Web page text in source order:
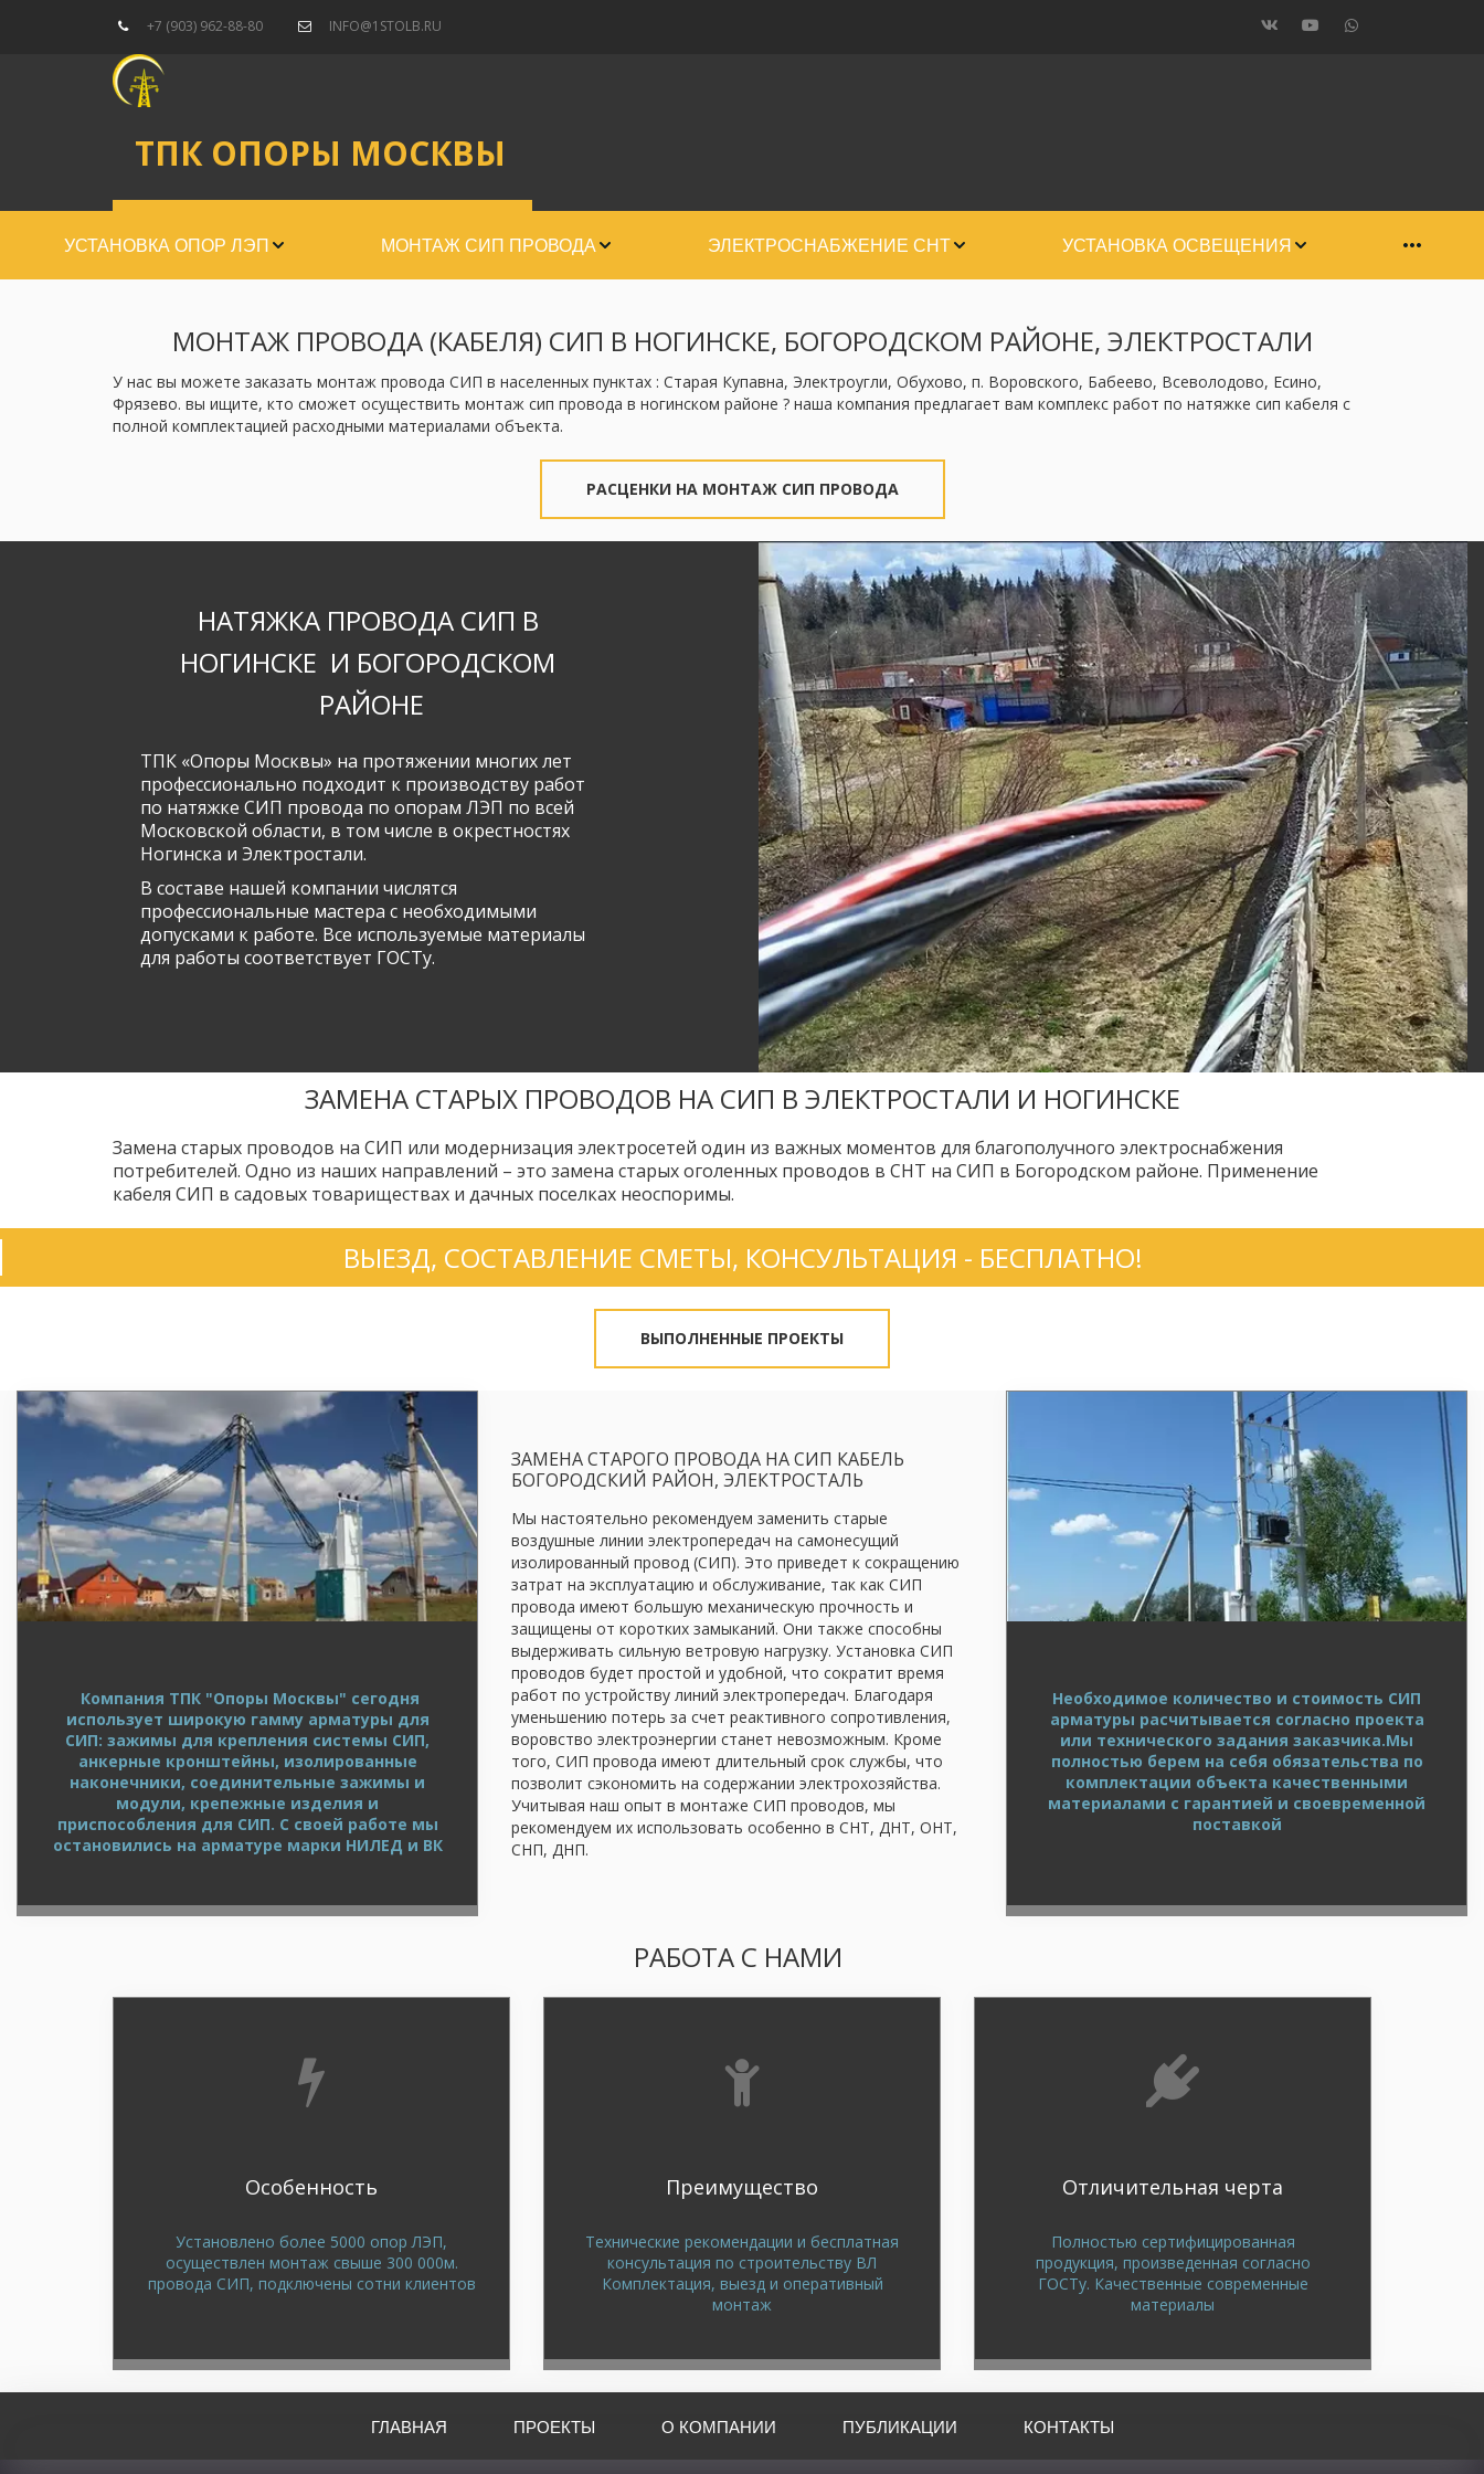
+7 (903) 962-88-80 INFO@1STOLB.RU
ТПК ОПОРЫ МОСКВЫ
УСТАНОВКА ОПОР ЛЭП МОНТАЖ СИП ПРОВОДА ЭЛЕКТРОСНАБЖЕНИЕ СНТ УСТАНОВКА ОСВЕЩЕНИЯ
МОНТАЖ ПРОВОДА (КАБЕЛЯ) СИП В НОГИНСКЕ, БОГОРОДСКОМ РАЙОНЕ, ЭЛЕКТРОСТАЛИ
У нас вы можете заказать монтаж провода СИП в населенных пунктах : Старая Купавна, Электроугли, Обухово, п. Воровского, Бабеево, Всеволодово, Есино,
Фрязево. вы ищите, кто сможет осуществить монтаж сип провода в ногинском районе ? наша компания предлагает вам комплекс работ по натяжке сип кабеля с
полной комплектацией расходными материалами объекта.
РАСЦЕНКИ НА МОНТАЖ СИП ПРОВОДА
НАТЯЖКА ПРОВОДА СИП В
НОГИНСКЕ  И БОГОРОДСКОМ
РАЙОНЕ
ТПК «Опоры Москвы» на протяжении многих лет
профессионально подходит к производству работ
по натяжке СИП провода по опорам ЛЭП по всей
Московской области, в том числе в окрестностях
Ногинска и Электростали.
В составе нашей компании числятся
профессиональные мастера с необходимыми
допусками к работе. Все используемые материалы
для работы соответствует ГОСТу.
ЗАМЕНА СТАРЫХ ПРОВОДОВ НА СИП В ЭЛЕКТРОСТАЛИ И НОГИНСКЕ
Замена старых проводов на СИП или модернизация электросетей один из важных моментов для благополучного электроснабжения
потребителей. Одно из наших направлений – это замена старых оголенных проводов в СНТ на СИП в Богородском районе. Применение
кабеля СИП в садовых товариществах и дачных поселках неоспоримы.
ВЫЕЗД, СОСТАВЛЕНИЕ СМЕТЫ, КОНСУЛЬТАЦИЯ - БЕСПЛАТНО!
ВЫПОЛНЕННЫЕ ПРОЕКТЫ
Компания ТПК "Опоры Москвы" сегодня
использует широкую гамму арматуры для
СИП: зажимы для крепления системы СИП,
анкерные кронштейны, изолированные
наконечники, соединительные зажимы и
модули, крепежные изделия и
приспособления для СИП. С своей работе мы
остановились на арматуре марки НИЛЕД и ВК
ЗАМЕНА СТАРОГО ПРОВОДА НА СИП КАБЕЛЬ
БОГОРОДСКИЙ РАЙОН, ЭЛЕКТРОСТАЛЬ
Мы настоятельно рекомендуем заменить старые
воздушные линии электропередач на самонесущий
изолированный провод (СИП). Это приведет к сокращению
затрат на эксплуатацию и обслуживание, так как СИП
провода имеют большую механическую прочность и
защищены от коротких замыканий. Они также способны
выдерживать сильную ветровую нагрузку. Установка СИП
проводов будет простой и удобной, что сократит время
работ по устройству линий электропередач. Благодаря
уменьшению потерь за счет реактивного сопротивления,
воровство электроэнергии станет невозможным. Кроме
того, СИП провода имеют длительный срок службы, что
позволит сэкономить на содержании электрохозяйства.
Учитывая наш опыт в монтаже СИП проводов, мы
рекомендуем их использовать особенно в СНТ, ДНТ, ОНТ,
СНП, ДНП.
Необходимое количество и стоимость СИП
арматуры расчитывается согласно проекта
или технического задания заказчика.Мы
полностью берем на себя обязательства по
комплектации объекта качественными
материалами с гарантией и своевременной
поставкой
РАБОТА С НАМИ
Особенность
Установлено более 5000 опор ЛЭП,
осуществлен монтаж свыше 300 000м.
провода СИП, подключены сотни клиентов
Преимущество
Технические рекомендации и бесплатная
консультация по строительству ВЛ
Комплектация, выезд и оперативный
монтаж
Отличительная черта
Полностью сертифицированная
продукция, произведенная согласно
ГОСТу. Качественные современные
материалы
ГЛАВНАЯ ПРОЕКТЫ О КОМПАНИИ ПУБЛИКАЦИИ КОНТАКТЫ